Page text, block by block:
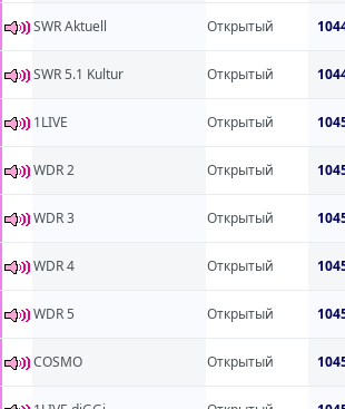
SWR Aktuell Открытый
SWR 5.1 Kultur Открытый
1LIVE Открытый
WDR 2 Открытый
WDR 3 Открытый
WDR 4 Открытый
WDR 5 Открытый
COSMO Открытый